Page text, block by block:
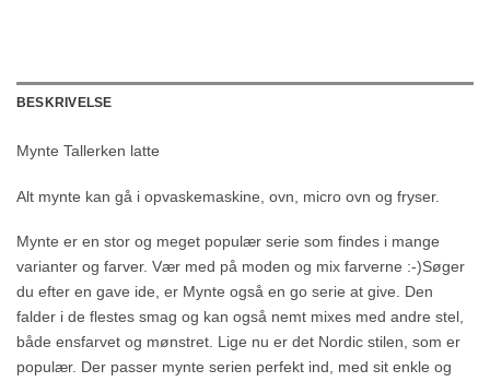
BESKRIVELSE
Mynte Tallerken latte
Alt mynte kan gå i opvaskemaskine, ovn, micro ovn og fryser.
Mynte er en stor og meget populær serie som findes i mange
varianter og farver. Vær med på moden og mix farverne :-)Søger
du efter en gave ide, er Mynte også en go serie at give. Den
falder i de flestes smag og kan også nemt mixes med andre stel,
både ensfarvet og mønstret. Lige nu er det Nordic stilen, som er
populær. Der passer mynte serien perfekt ind, med sit enkle og